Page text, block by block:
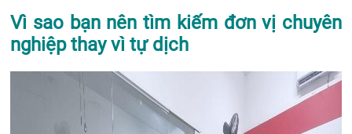
Vì sao bạn nên tìm kiếm đơn vị chuyên
nghiệp thay vì tự dịch